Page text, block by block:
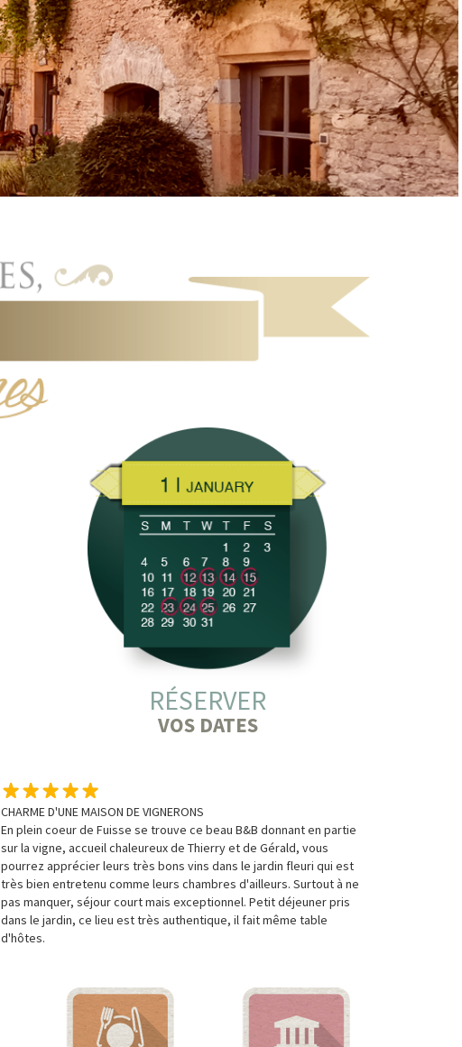
RÉSERVER
VOS DATES
CHARME D'UNE MAISON DE VIGNERONS
En plein coeur de Fuisse se trouve ce beau B&B donnant en partie
sur la vigne, accueil chaleureux de Thierry et de Gérald, vous
pourrez apprécier leurs très bons vins dans le jardin fleuri qui est
très bien entretenu comme leurs chambres d'ailleurs. Surtout à ne
pas manquer, séjour court mais exceptionnel. Petit déjeuner pris
dans le jardin, ce lieu est très authentique, il fait même table
d'hôtes.